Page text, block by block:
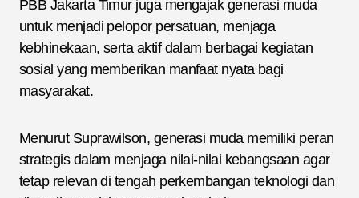
PBB Jakarta Timur juga mengajak generasi muda
untuk menjadi pelopor persatuan, menjaga
kebhinekaan, serta aktif dalam berbagai kegiatan
sosial yang memberikan manfaat nyata bagi
masyarakat.
Menurut Suprawilson, generasi muda memiliki peran
strategis dalam menjaga nilai-nilai kebangsaan agar
tetap relevan di tengah perkembangan teknologi dan